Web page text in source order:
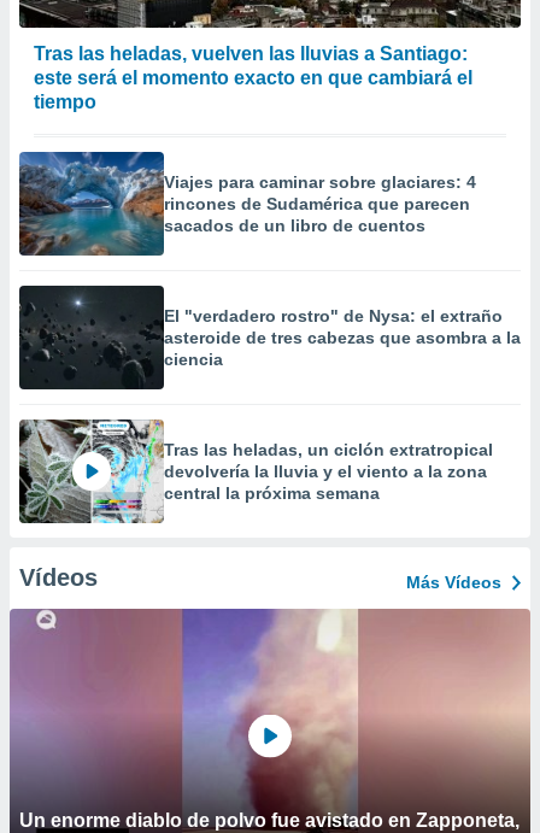
Tras las heladas, vuelven las lluvias a Santiago:
este será el momento exacto en que cambiará el
tiempo
Viajes para caminar sobre glaciares: 4
rincones de Sudamérica que parecen
sacados de un libro de cuentos
El "verdadero rostro" de Nysa: el extraño
asteroide de tres cabezas que asombra a la
ciencia
Tras las heladas, un ciclón extratropical
devolvería la lluvia y el viento a la zona
central la próxima semana
Vídeos Más Vídeos
Un enorme diablo de polvo fue avistado en Zapponeta,